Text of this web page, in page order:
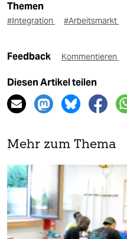
Themen
#Integration #Arbeitsmarkt
Feedback Kommentieren
Diesen Artikel teilen
Mehr zum Thema